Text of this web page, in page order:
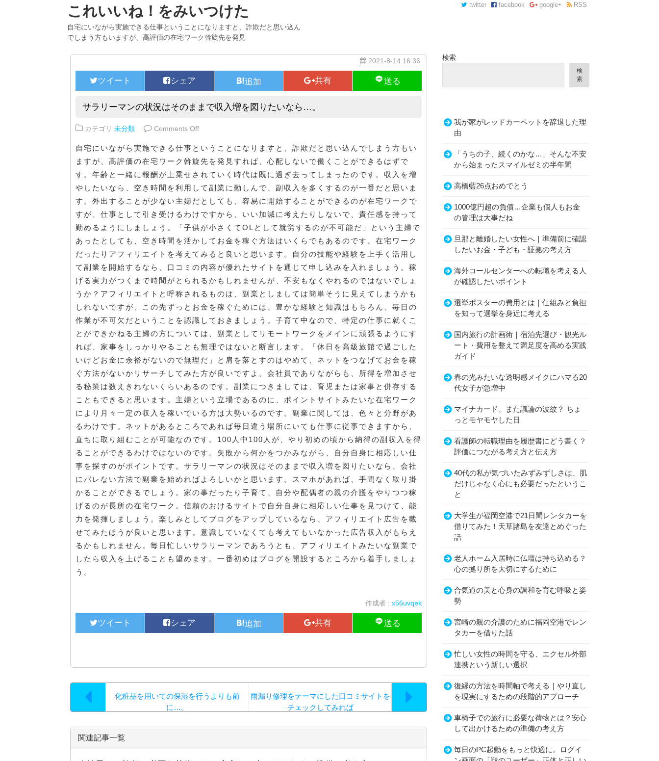
これいいね！をみいつけた
自宅にいながら実施できる仕事ということになりますと、詐欺だと思い込ん
でしまう方もいますが、高評価の在宅ワーク斡旋先を発見
twitter facebook google+ RSS
2021-8-14 16:36
サラリーマンの状況はそのままで収入増を図りたいなら…。
カテゴリ 未分類 Comments Offon サラリーマンの状況はそのままで収入増を図りたいなら…。
自宅にいながら実施できる仕事ということになりますと、詐欺だと思い込んでしまう方もい
ますが、高評価の在宅ワーク斡旋先を発見すれば、心配しないで働くことができるはずで
す。年齢と一緒に報酬が上乗せされていく時代は既に過ぎ去ってしまったのです。収入を増
やしたいなら、空き時間を利用して副業に勤しんで、副収入を多くするのが一番だと思いま
す。外出することが少ない主婦だとしても、容易に開始することができるのが在宅ワークで
すが、仕事として引き受けるわけですから、いい加減に考えたりしないで、責任感を持って
勤めるようにしましょう。「子供が小さくてOLとして就労するのが不可能だ」という主婦で
あったとしても、空き時間を活かしてお金を稼ぐ方法はいくらでもあるのです。在宅ワーク
だったりアフィリエイトを考えてみると良いと思います。自分の技能や経験を上手く活用し
て副業を開始するなら、口コミの内容が優れたサイトを通じて申し込みを入れましょう。稼
げる実力がつくまで時間がとられるかもしれませんが、不安もなくやれるのではないでしょ
うか？アフィリエイトと呼称されるものは、副業としましては簡単そうに見えてしまうかも
しれないですが、この先ずっとお金を稼ぐためには、豊かな経験と知識はもちろん、毎日の
作業が不可欠だということを認識しておきましょう。子育て中なので、特定の仕事に就くこ
とができかねる主婦の方については、副業としてリモートワークをメインに頑張るようにす
れば、家事をしっかりやることも無理ではないと断言します。「休日を高級旅館で過ごした
いけどお金に余裕がないので無理だ」と肩を落とすのはやめて、ネットをつなげてお金を稼
ぐ方法がないかリサーチしてみた方が良いですよ。会社員でありながらも、所得を増加させ
る秘策は数えきれないくらいあるのです。副業につきましては、育児または家事と併存する
こともできると思います。主婦という立場であるのに、ポイントサイトみたいな在宅ワーク
により月々一定の収入を稼いでいる方は大勢いるのです。副業に関しては、色々と分野があ
るわけです。ネットがあるところであれば毎日違う場所にいても仕事に従事できますから、
直ちに取り組むことが可能なのです。100人中100人が、やり初めの頃から納得の副収入を得
ることができるわけではないのです。失敗から何かをつかみながら、自分自身に相応しい仕
事を探すのがポイントです。サラリーマンの状況はそのままで収入増を図りたいなら、会社
にバレない方法で副業を始めればよろしいかと思います。スマホがあれば、手間なく取り掛
かることができるでしょう。家の事だったり子育て、自分や配偶者の親の介護をやりつつ稼
げるのが長所の在宅ワーク。信頼のおけるサイトで自分自身に相応しい仕事を見つけて、能
力を発揮しましょう。楽しみとしてブログをアップしているなら、アフィリエイト広告を載
せてみたほうが良いと思います。意識していなくても考えてもいなかった広告収入がもらえ
るかもしれません。毎日忙しいサラリーマンであろうとも、アフィリエイトみたいな副業で
したら収入を上げることも望めます。一番初めはブログを開設するところから着手しましょ
う。
作成者 : x56uvqek
化粧品を用いての保湿を行うよりも前
に…。
雨漏り修理をテーマにした口コミサイトを
チェックしてみれば
関連記事一覧
検索
検
索
我が家がレッドカーペットを辞退した理
由
「うちの子、続くのかな…」そんな不安
から始まったスマイルゼミの半年間
高橋藍26点おめでとう
1000億円超の負債…企業も個人もお金
の管理は大事だね
旦那と離婚したい女性へ｜準備前に確認
したいお金・子ども・証拠の考え方
海外コールセンターへの転職を考える人
が確認したいポイント
選挙ポスターの費用とは｜仕組みと負担
を知って選挙を身近に考える
国内旅行の計画術｜宿泊先選び・観光ル
ート・費用を整えて満足度を高める実践
ガイド
春の光みたいな透明感メイクにハマる20
代女子が急増中
マイナカード、また議論の波紋？ ちょ
っとモヤモヤした日
看護師の転職理由を履歴書にどう書く？
評価につながる考え方と伝え方
40代の私が気づいたみずみずしさは、肌
だけじゃなく心にも必要だったというこ
と
大学生が福岡空港で21日間レンタカーを
借りてみた！天草諸島を友達とめぐった
話
老人ホーム入居時に仏壇は持ち込める？
心の拠り所を大切にするために
合気道の美と心身の調和を育む呼吸と姿
勢
宮崎の親の介護のために福岡空港でレン
タカーを借りた話
忙しい女性の時間を守る、エクセル外部
連携という新しい選択
復縁の方法を時間軸で考える｜やり直し
を現実にするための段階的アプローチ
車椅子での旅行に必要な荷物とは？安心
して出かけるための準備の考え方
毎日のPC起動をもっと快適に。ログイ